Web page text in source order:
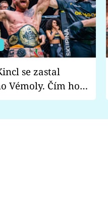
Vémoly. Čím ho